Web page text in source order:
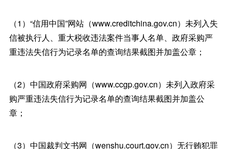
（1）“信用中国”网站（www.creditchina.gov.cn）未列入失
信被执行人、重大税收违法案件当事人名单、政府采购严
重违法失信行为记录名单的查询结果截图并加盖公章；
（2）中国政府采购网（www.ccgp.gov.cn）未列入政府采
购严重违法失信行为记录名单的查询结果截图并加盖公
章；
（3）中国裁判文书网（wenshu.court.gov.cn）无行贿犯罪